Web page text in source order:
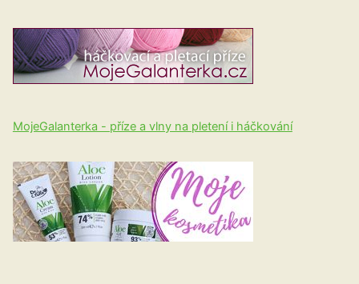
MojeGalanterka - příze a vlny na pletení i háčkování